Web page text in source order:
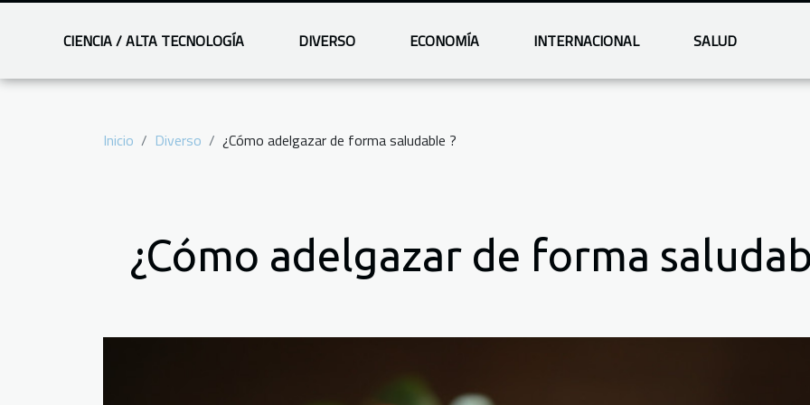
CIENCIA / ALTA TECNOLOGÍA DIVERSO ECONOMÍA INTERNACIONAL SALUD
Inicio Diverso ¿Cómo adelgazar de forma saludable ?
¿Cómo adelgazar de forma